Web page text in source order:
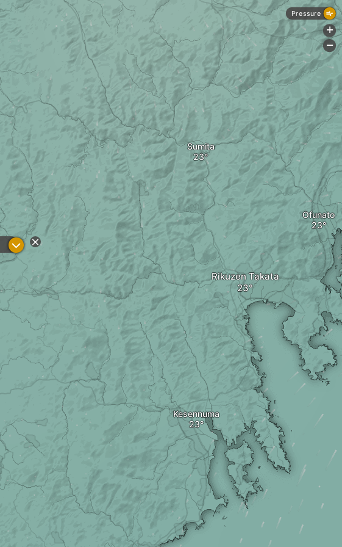
Rikuzen Takata
Sumita
Kesennuma
Ofunato
?
Pressure
+
-